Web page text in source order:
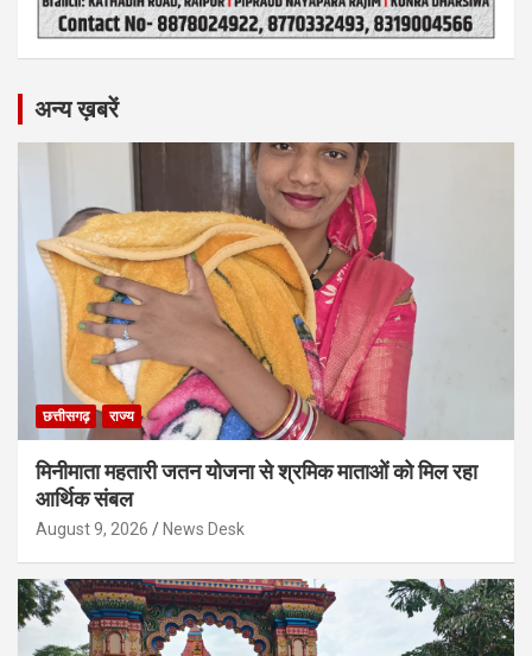
अन्य ख़बरें
छत्तीसगढ़ राज्य
मिनीमाता महतारी जतन योजना से श्रमिक माताओं को मिल रहा
आर्थिक संबल
August 9, 2026 News Desk